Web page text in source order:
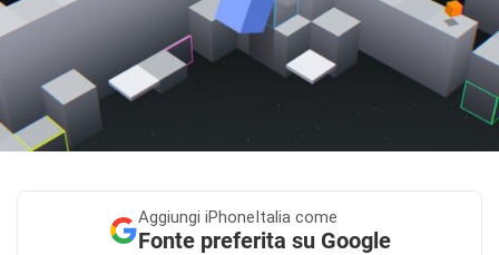
Aggiungi iPhoneItalia come
Fonte preferita su Google